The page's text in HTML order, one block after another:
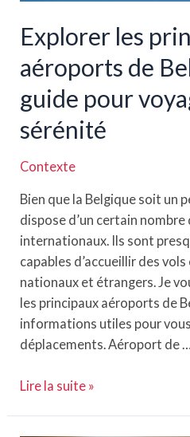
Explorer les
aéroports de
guide pour
sérénité
Contexte
Bien que la Belgique soit un
dispose d’un certain nombre
internationaux. Ils sont
capables d’accueillir des
nationaux et étrangers. Je
les principaux aéroports de
informations utiles pour
déplacements. Aéroport de …
Explorer
Lire la suite »